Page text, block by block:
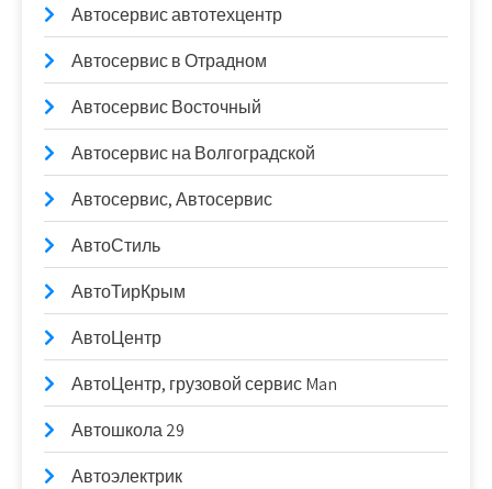
Автосервис автотехцентр
Автосервис в Отрадном
Автосервис Восточный
Автосервис на Волгоградской
Автосервис, Автосервис
АвтоСтиль
АвтоТирКрым
АвтоЦентр
АвтоЦентр, грузовой сервис Man
Автошкола 29
Автоэлектрик